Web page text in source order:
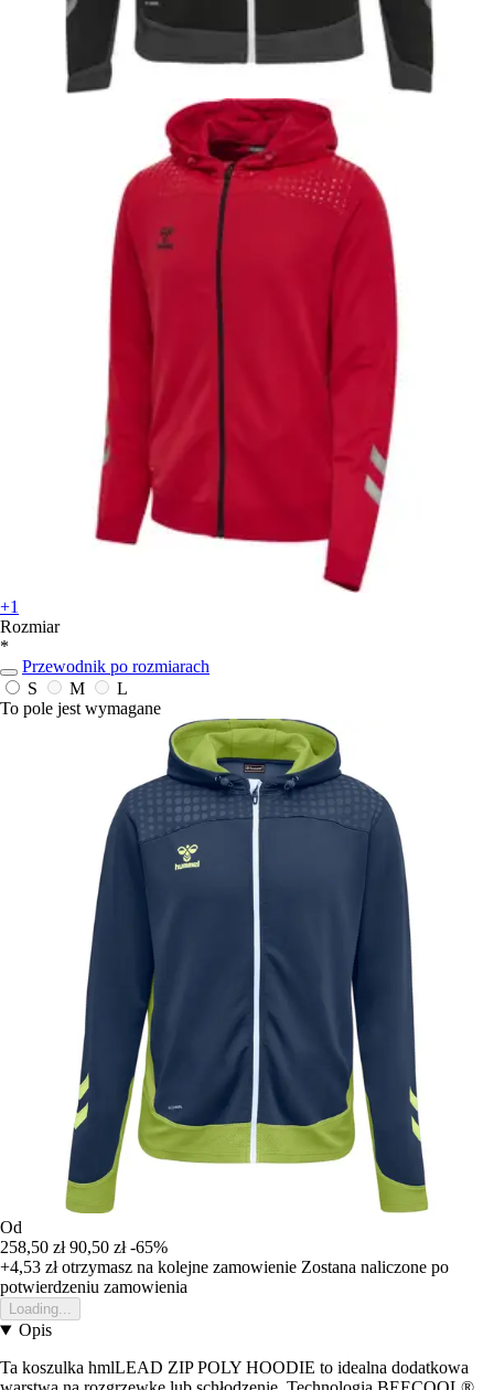
+1
Rozmiar
*
Przewodnik po rozmiarach
S
M
L
To pole jest wymagane
Od
258,50 zł 90,50 zł -65%
+4,53 złotrzymasz na kolejne zamowienie Zostana naliczone po
potwierdzeniu zamowienia
Loading...
Opis
Ta koszulka hmlLEAD ZIP POLY HOODIE to idealna dodatkowa